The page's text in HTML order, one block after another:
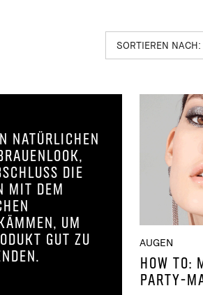
SORTIEREN NACH:
natürlichen
die
mit dem
um
gut zu
AUGEN
HOW TO:
PARTY-